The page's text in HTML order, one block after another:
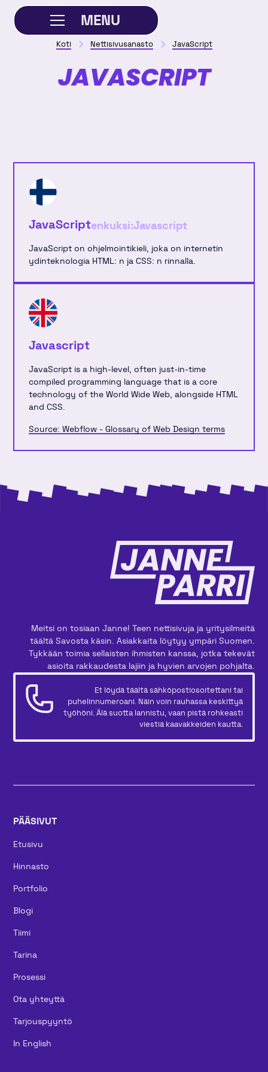
MENU
SULJE
Koti Nettisivusanasto JavaScript
JAVASCRIPT
JavaScriptenkuksi:Javascript
JavaScript on ohjelmointikieli, joka on internetin
ydinteknologia HTML: n ja CSS: n rinnalla.
Javascript
JavaScript is a high-level, often just-in-time
compiled programming language that is a core
technology of the World Wide Web, alongside HTML
and CSS.
Source: Webflow - Glossary of Web Design terms
Meitsi on tosiaan Janne! Teen nettisivuja ja yritysilmeitä
täältä Savosta käsin. Asiakkaita löytyy ympäri Suomen.
Tykkään toimia sellaisten ihmisten kanssa, jotka tekevät
asioita rakkaudesta lajiin ja hyvien arvojen pohjalta.
Et löydä täältä sähköpostiosoitettani tai
puhelinnumeroani. Näin voin rauhassa keskittyä
työhöni. Älä suotta lannistu, vaan pistä rohkeasti
viestiä kaavakkeiden kautta.
PÄÄSIVUT
Etusivu
Hinnasto
Portfolio
Blogi
Tiimi
Tarina
Prosessi
Ota yhteyttä
Tarjouspyyntö
In English